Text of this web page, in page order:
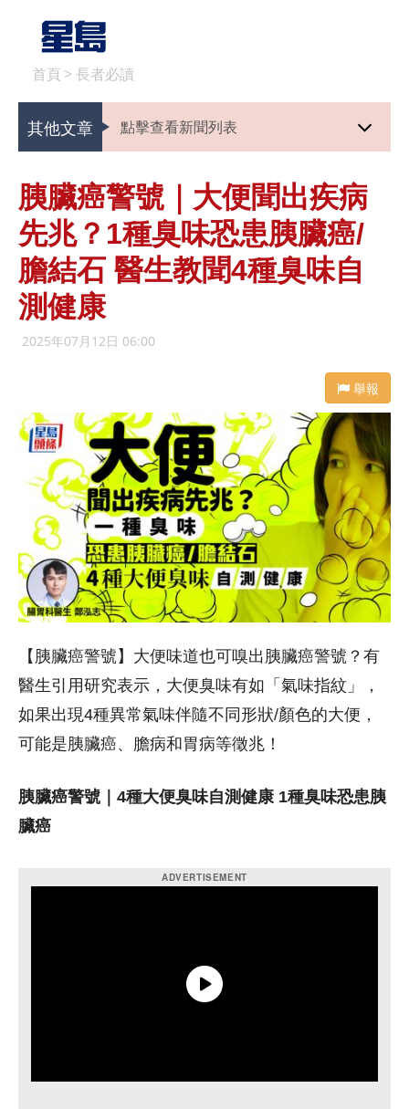
首頁 > 長者必讀
其他文章 點擊查看新聞列表
胰臟癌警號｜大便聞出疾病
先兆？1種臭味恐患胰臟癌/
膽結石 醫生教聞4種臭味自
測健康
2025年07月12日 06:00
舉報
【胰臟癌警號】大便味道也可嗅出胰臟癌警號？有
醫生引用研究表示，大便臭味有如「氣味指紋」，
如果出現4種異常氣味伴隨不同形狀/顏色的大便，
可能是胰臟癌、膽病和胃病等徵兆！
胰臟癌警號｜4種大便臭味自測健康 1種臭味恐患胰
臟癌